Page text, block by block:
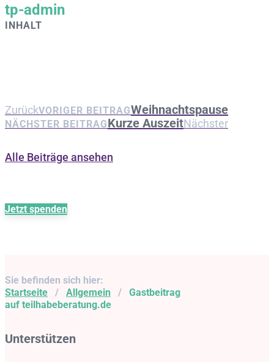
tp-admin
INHALT
ZurückVORIGER BEITRAGWeihnachtspause
NÄCHSTER BEITRAGKurze AuszeitNächster
Alle Beiträge ansehen
Jetzt spenden
Sie befinden sich hier:
Startseite
/ Allgemein /
Gastbeitrag
auf teilhabeberatung.de
Unterstützen